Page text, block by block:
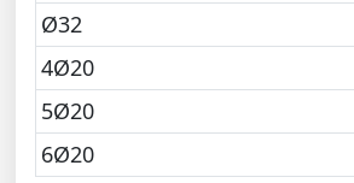
Ø32
4Ø20
5Ø20
6Ø20